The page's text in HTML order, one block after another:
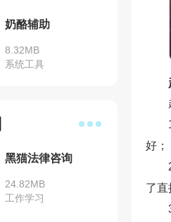
奶酪辅助
8.32MB
系统工具
黑猫法律咨询
24.82MB
工作学习
好；
了直